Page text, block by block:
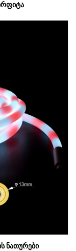
ნათურები